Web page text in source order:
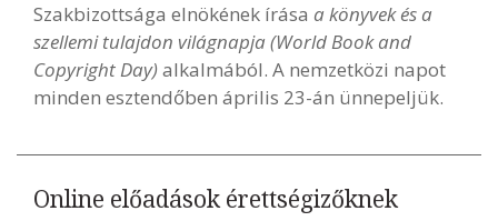
Szakbizottsága elnökének írása a könyvek és a
szellemi tulajdon világnapja (World Book and
Copyright Day) alkalmából. A nemzetközi napot
minden esztendőben április 23-án ünnepeljük.
Online előadások érettségizőknek